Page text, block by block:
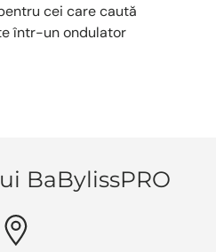
cei care caută
într-un ondulator
BaBylissPRO